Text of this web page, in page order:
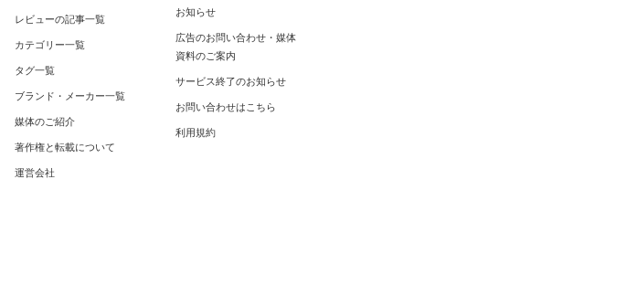
レビューの記事一覧
カテゴリー一覧
タグ一覧
ブランド・メーカー一覧
媒体のご紹介
著作権と転載について
運営会社
お知らせ
広告のお問い合わせ・媒体
資料のご案内
サービス終了のお知らせ
お問い合わせはこちら
利用規約